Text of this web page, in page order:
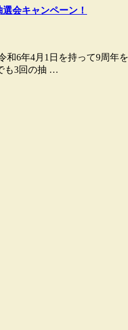
会キャンペーン！
和6年4月1日を持って9周年
も3回の抽 …